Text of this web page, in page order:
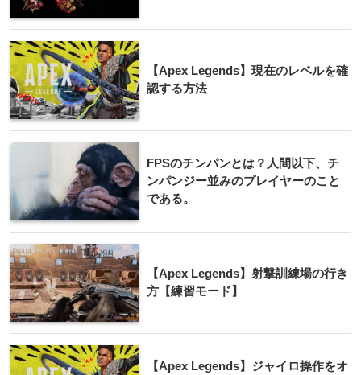
【Apex Legends】現在のレベルを確
認する方法
FPSのチンパンとは？人間以下、チ
ンパンジー並みのプレイヤーのこと
である。
【Apex Legends】射撃訓練場の行き
方【練習モード】
【Apex Legends】ジャイロ操作をオ